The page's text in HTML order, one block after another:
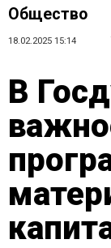
Общество
18.02.2025 15:14
В